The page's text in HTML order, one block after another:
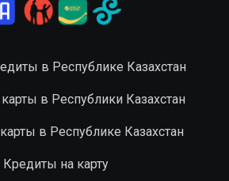
в Республике Казахстан
в Республики Казахстан
в Республике Казахстан
Кредиты на карту